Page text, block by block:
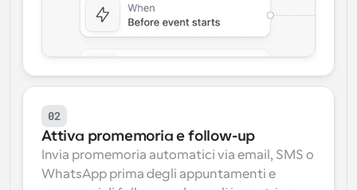
02
Attiva promemoria e follow-up
Invia promemoria automatici via email, SMS o
WhatsApp prima degli appuntamenti e